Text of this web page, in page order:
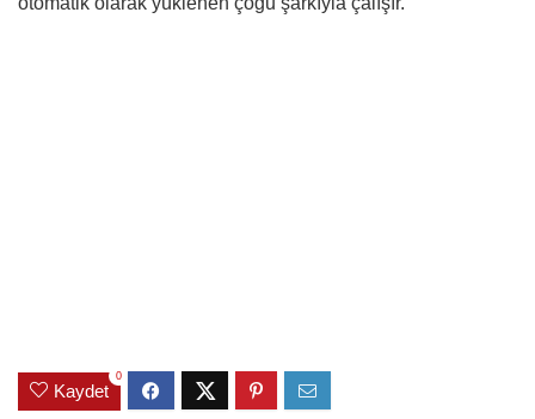
Kaydet
0